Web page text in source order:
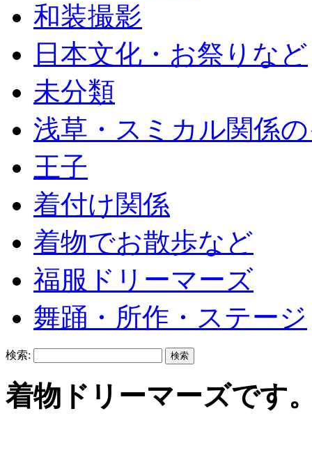
和装撮影
日本文化・お祭りなど
未分類
浅草・スミカル関係
王子
着付け関係
着物でお散歩など
福服ドリーマーズ
舞踊・所作・ステージ
検索:
着物ドリーマーズです